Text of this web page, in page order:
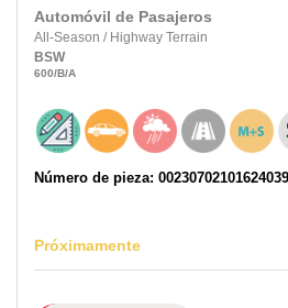
Automóvil de Pasajeros
All-Season / Highway Terrain
BSW
600/B/A
Número de pieza:
Próximamente